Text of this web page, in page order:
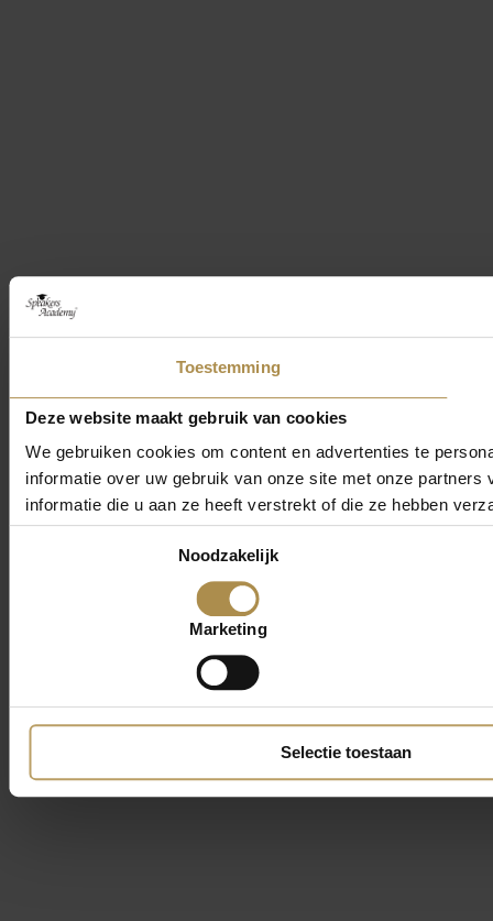
Toestemming
Deze website maakt gebruik van cookies
We gebruiken cookies om content en advertenties te
informatie over uw gebruik van onze site met onze
informatie die u aan ze heeft verstrekt of die ze hebben
Noodzakelijk
Marketing
Selectie toestaan